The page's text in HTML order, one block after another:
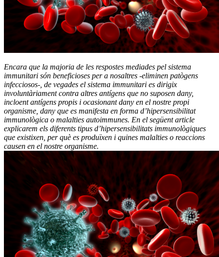
Encara que la majoria de les respostes mediades pel sistema
immunitari són beneficioses per a nosaltres -eliminen patògens
infecciosos-, de vegades el sistema immunitari es dirigix
involuntàriament contra altres antígens que no suposen dany,
incloent antígens propis i ocasionant dany en el nostre propi
organisme, dany que es manifesta en forma d’hipersensibilitat
immunològica o malalties autoimmunes. En el següent article
explicarem els diferents tipus d’hipersensibilitats immunològiques
que existixen, per què es produïxen i quines malalties o reaccions
causen en el nostre organisme.